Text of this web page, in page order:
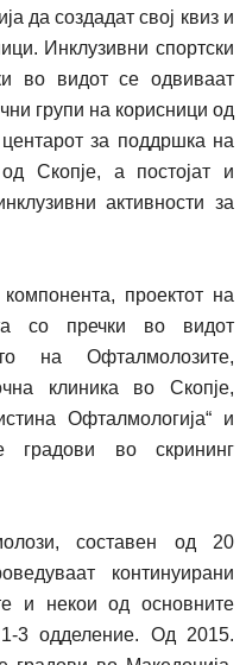
да создадат свој квиз и
И нклузивни спортски
во видот се одвиваат
групи на корисници од
за поддршка на
Скопје, а постојат и
активности за
компонента, проектот на
пречки во видот
на Офталмолозите,
клиника во Скопје,
Офталмологија“ и
градови во скрининг
составен од 20
континуирани
и некои од основните
1-3 одделение. Од 2015.